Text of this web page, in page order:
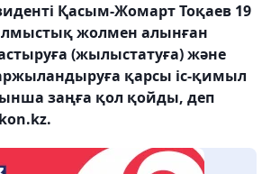
Қасым-Жомарт Тоқаев 19
жолмен алынған
(жылыстатуға) және
қарсы іс-қимыл
заңға қол қойды, деп